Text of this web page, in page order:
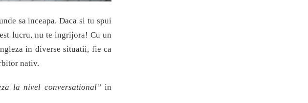
sa inceapa. Daca si tu spui
lucru, nu te ingrijora! Cu un
in diverse situatii, fie ca
nativ.
la nivel conversational”in